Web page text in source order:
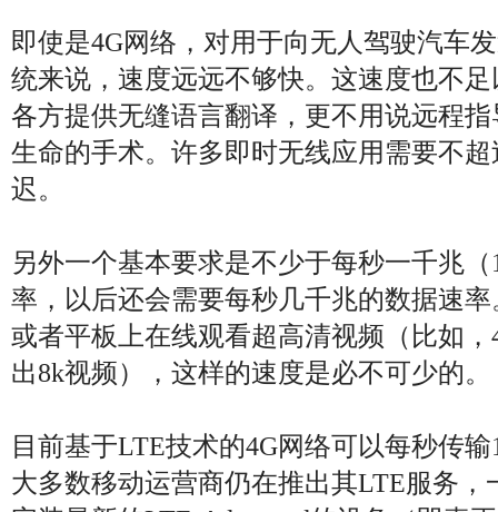
即使是4G网络，对用于向无人驾驶汽车
统来说，速度远远不够快。这速度也不
各方提供无缝语言翻译，更不用说远程
生命的手术。许多即时无线应用需要不
迟。
另外一个基本要求是不少于每秒一千兆（
率，以后还会需要每秒几千兆的数据速
或者平板上在线观看超高清视频（比如
出8k视频），这样的速度是必不可少的。
目前基于LTE技术的4G网络可以每秒传
大多数移动运营商仍在推出其LTE服务，